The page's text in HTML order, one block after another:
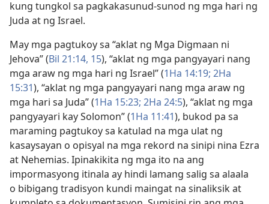
kung tungkol sa pagkakasunud-sunod ng mga hari ng
Juda at ng Israel.
May mga pagtukoy sa “aklat ng Mga Digmaan ni
Jehova” (Bil 21:14, 15), “aklat ng mga pangyayari nang
mga araw ng mga hari ng Israel” (1Ha 14:19; 2Ha
15:31), “aklat ng mga pangyayari nang mga araw ng
mga hari sa Juda” (1Ha 15:23; 2Ha 24:5), “aklat ng mga
pangyayari kay Solomon” (1Ha 11:41), bukod pa sa
maraming pagtukoy sa katulad na mga ulat ng
kasaysayan o opisyal na mga rekord na sinipi nina Ezra
at Nehemias. Ipinakikita ng mga ito na ang
impormasyong itinala ay hindi lamang salig sa alaala
o bibigang tradisyon kundi maingat na sinaliksik at